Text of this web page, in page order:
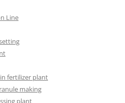
Line
fertilizer plant
making
plant